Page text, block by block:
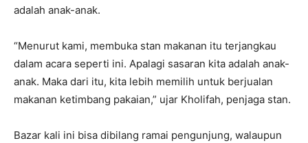
adalah anak-anak.
“Menurut kami, membuka stan makanan itu terjangkau
dalam acara seperti ini. Apalagi sasaran kita adalah anak-
anak. Maka dari itu, kita lebih memilih untuk berjualan
makanan ketimbang pakaian,” ujar Kholifah, penjaga stan.
Bazar kali ini bisa dibilang ramai pengunjung, walaupun